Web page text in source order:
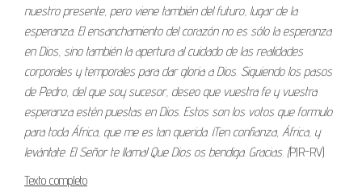
nuestro presente, pero viene también del futuro, lugar de la
esperanza. El ensanchamiento del corazón no es sólo la esperanza
en Dios, sino también la apertura al cuidado de las realidades
corporales y temporales para dar gloria a Dios. Siguiendo los pasos
de Pedro, del que soy sucesor, deseo que vuestra fe y vuestra
esperanza estén puestas en Dios. Estos son los votos que formulo
para toda África, que me es tan querida. ¡Ten confianza, África, y
levántate. El Señor te llama! Que Dios os bendiga. Gracias. (PJR-RV)
Texto completo